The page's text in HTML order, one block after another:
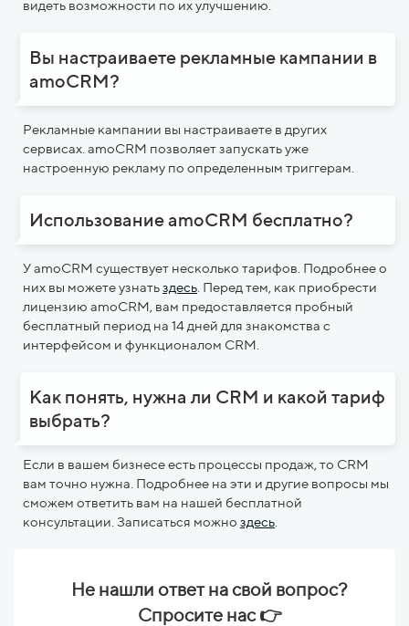
видеть возможности по их улучшению.
Вы настраиваете рекламные кампании в
amoCRM?
Рекламные кампании вы настраиваете в других
сервисах. amoCRM позволяет запускать уже
настроенную рекламу по определенным триггерам.
Использование amoCRM бесплатно?
У amoCRM cуществует несколько тарифов. Подробнее о
них вы можете узнатьздесь . Перед тем, как приобрести
лицензию amoCRM, вам предоставляется пробный
бесплатный период на 14 дней для знакомства с
интерфейсом и функционалом CRM.
Как понять, нужна ли CRM и какой тариф
выбрать?
Если в вашем бизнесе есть процессы продаж, то CRM
вам точно нужна. Подробнее на эти и другие вопросы мы
сможем ответить вам на нашей бесплатной
консультации. Записаться можно здесь
Не нашли ответ на свой вопрос?
Спросите нас 👉